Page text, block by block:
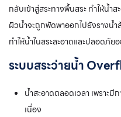
กลับเข้าสู่สระทางพื้นสระ ทำให้น้
ผิวน้ำจะถูกพัดพาออกไปยังรางน้
ทำให้น้ำในสระสะอาดและปลอดภัย
ระบบสระว่ายน้ำ
น้ำสะอาดตลอดเวลา เพราะ
เนื่อง